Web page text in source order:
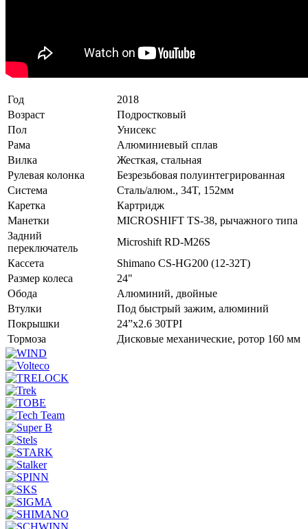
Год
2018
Возраст
Подростковый
Пол
Унисекс
Рама
Алюминиевый сплав
Вилка
Жесткая, стальная
Рулевая колонка
Безрезьбовая полуинтегрированная
Система
Сталь/алюм., 34T, 152мм
Каретка
Картридж
Манетки
MICROSHIFT TS-38, рычажного типа
Задний
переключатель
Microshift RD-M26S
Кассета
Shimano CS-HG200 (12-32T)
Размер колеса
24"
Обода
Алюминий, двойные
Втулки
Под быстрый зажим, алюминий
Покрышки
24”x2.6 30TPI
Тормоза
Дисковые механические, ротор 160 мм